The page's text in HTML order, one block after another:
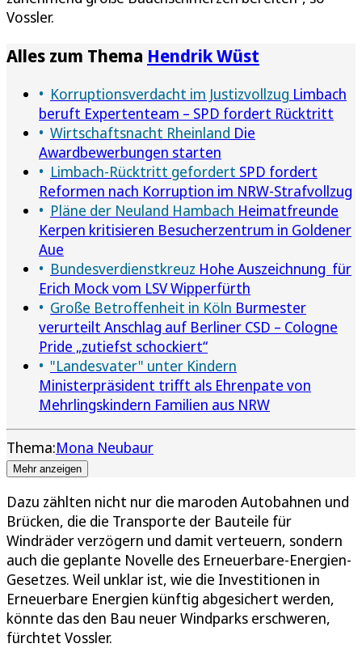
Vossler.
Alles zum Thema Hendrik Wüst
Korruptionsverdacht im Justizvollzug Limbach
beruft Expertenteam – SPD fordert Rücktritt
Wirtschaftsnacht Rheinland Die
Awardbewerbungen starten
Limbach-Rücktritt gefordert SPD fordert
Reformen nach Korruption im NRW-Strafvollzug
Pläne der Neuland Hambach Heimatfreunde
Kerpen kritisieren Besucherzentrum in Goldener
Aue
Bundesverdienstkreuz Hohe Auszeichnung für
Erich Mock vom LSV Wipperfürth
Große Betroffenheit in Köln Burmester
verurteilt Anschlag auf Berliner CSD – Cologne
Pride „zutiefst schockiert“
"Landesvater" unter Kindern
Ministerpräsident trifft als Ehrenpate von
Mehrlingskindern Familien aus NRW
Thema:Mona Neubaur
Mehr anzeigen
Dazu zählten nicht nur die maroden Autobahnen und
Brücken, die die Transporte der Bauteile für
Windräder verzögern und damit verteuern, sondern
auch die geplante Novelle des Erneuerbare-Energien-
Gesetzes. Weil unklar ist, wie die Investitionen in
Erneuerbare Energien künftig abgesichert werden,
könnte das den Bau neuer Windparks erschweren,
fürchtet Vossler.